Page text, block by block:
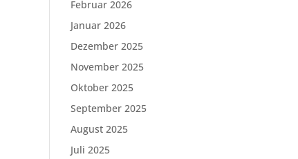
Februar 2026
Januar 2026
Dezember 2025
November 2025
Oktober 2025
September 2025
August 2025
Juli 2025